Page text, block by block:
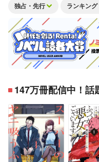
独占・先行 ランキング
147万冊配信中！話